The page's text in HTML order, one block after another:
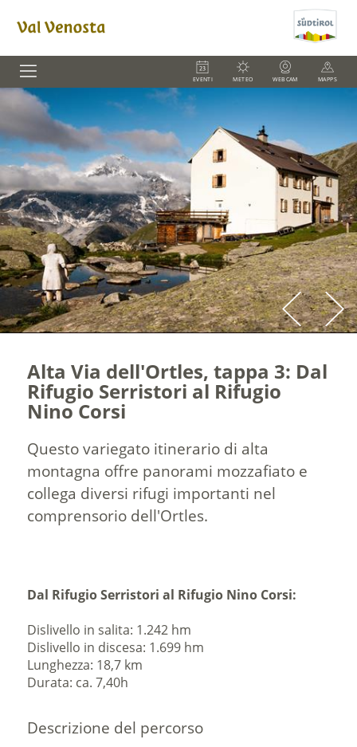
EVENTI METEO WEBCAM MAPPS
Alta Via dell'Ortles, tappa 3: Dal
Rifugio Serristori al Rifugio
Nino Corsi
Questo variegato itinerario di alta
montagna offre panorami mozzafiato e
collega diversi rifugi importanti nel
comprensorio dell'Ortles.
Dal Rifugio Serristori al Rifugio Nino Corsi:
Dislivello in salita: 1.242 hm
Dislivello in discesa: 1.699 hm
Lunghezza: 18,7 km
Durata: ca. 7,40h
Descrizione del percorso